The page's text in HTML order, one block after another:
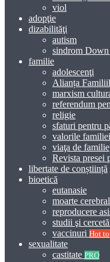
viol
adopţie
dizabilităţi
autism
sindrom Down
familie
adolescenţi
Alianța
marxism
referendum
religie
sfaturi pentru
valorile familiei
viaţa de familie
Revista presei
libertate de conștiință
bioetică
eutanasie
moarte
reproducere
studii şi
vaccinuri Hot
sexualitate
castitate PRO